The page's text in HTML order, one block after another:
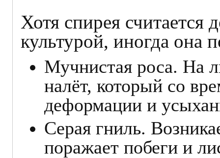
Хотя спирея считается
культурой, иногда она
Мучнистая роса. На
налёт, который со
деформации и
Серая гниль.
поражает побеги и